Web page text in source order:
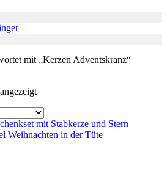
mit „Kerzen Adventskranz“
Nach
sortiert